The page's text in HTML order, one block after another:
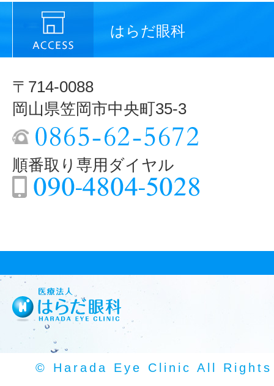
はらだ眼科
〒714-0088
岡山県笠岡市中央町35-3
順番取り専用ダイヤル
© Harada Eye Clinic All